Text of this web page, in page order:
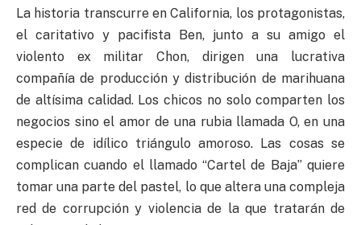
La historia transcurre en California, los protagonistas,
el caritativo y pacifista Ben, junto a su amigo el
violento ex militar Chon, dirigen una lucrativa
compañía de producción y distribución de marihuana
de altísima calidad. Los chicos no solo comparten los
negocios sino el amor de una rubia llamada O, en una
especie de idílico triángulo amoroso. Las cosas se
complican cuando el llamado “Cartel de Baja” quiere
tomar una parte del pastel, lo que altera una compleja
red de corrupción y violencia de la que tratarán de